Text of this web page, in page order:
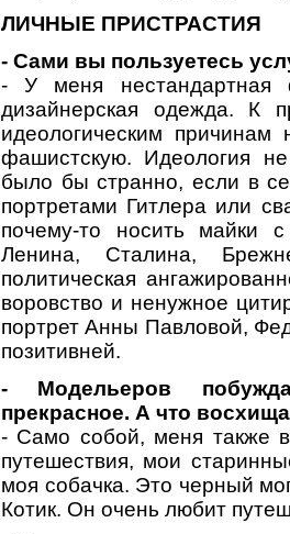
ЛИЧНЫЕ ПРИСТРАСТИЯ
- Сами вы пользуетесь
- У меня нестандартная
дизайнерская одежда. К
идеологическим
фашистскую. Идеология
было бы странно, если в
портретами Гитлера или
почему-то носить майки
Ленина, Сталина,
политическая
воровство и ненужное
портрет Анны Павловой,
позитивней.
- Модельеров
прекрасное. А что
- Само собой, меня также
путешествия, мои
моя собачка. Это черный
Котик. Он очень любит